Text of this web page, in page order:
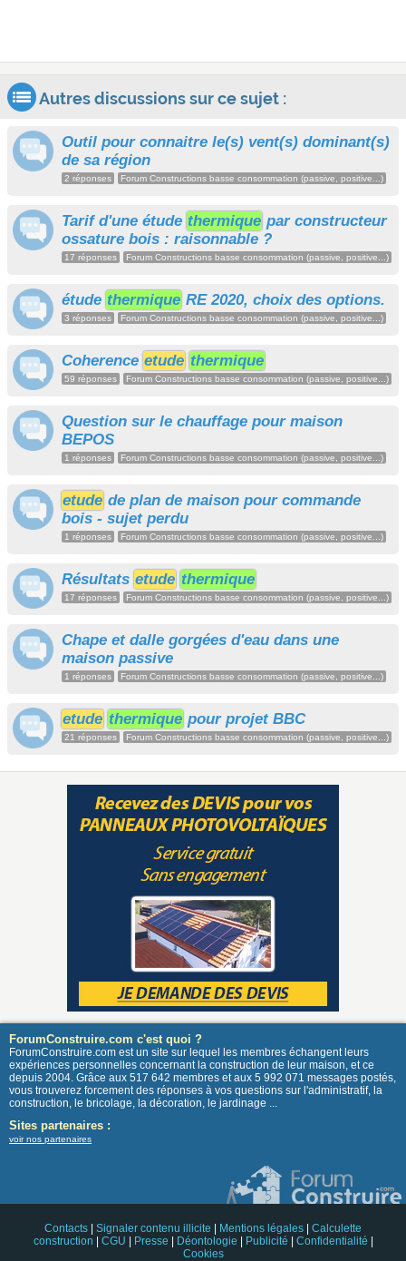
Autres discussions sur ce sujet :
Outil pour connaitre le(s) vent(s) dominant(s)
de sa région
2 réponses Forum Constructions basse consommation (passive, positive...)
Tarif d'une étude thermique par constructeur
ossature bois : raisonnable ?
17 réponses Forum Constructions basse consommation (passive, positive...)
étude thermique RE 2020, choix des options.
3 réponses Forum Constructions basse consommation (passive, positive...)
Coherence etude thermique
59 réponses Forum Constructions basse consommation (passive, positive...)
Question sur le chauffage pour maison
BEPOS
1 réponses Forum Constructions basse consommation (passive, positive...)
etude de plan de maison pour commande
bois - sujet perdu
1 réponses Forum Constructions basse consommation (passive, positive...)
Résultats etude thermique
17 réponses Forum Constructions basse consommation (passive, positive...)
Chape et dalle gorgées d'eau dans une
maison passive
1 réponses Forum Constructions basse consommation (passive, positive...)
etude thermique pour projet BBC
21 réponses Forum Constructions basse consommation (passive, positive...)
ForumConstruire.com c'est quoi ?
ForumConstruire.com est un site sur lequel les membres échangent leurs
expériences personnelles concernant la construction de leur maison, et ce
depuis 2004. Grâce aux 517 642 membres et aux 5 992 071 messages postés,
vous trouverez forcement des réponses à vos questions sur l'administratif, la
construction, le bricolage, la décoration, le jardinage ...
Sites partenaires :
voir nos partenaires
Contacts Signaler contenu illicite Mentions légales
Calculette
construction
CGU Presse Déontologie Publicité Confidentialité
Cookies